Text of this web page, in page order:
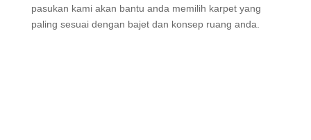
pasukan kami akan bantu anda memilih karpet yang
paling sesuai dengan bajet dan konsep ruang anda.